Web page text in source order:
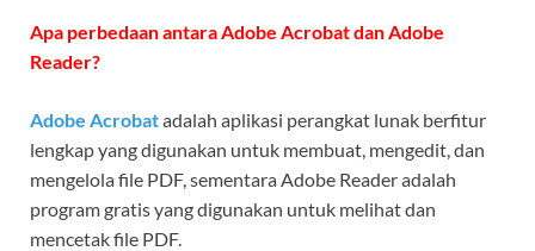
Apa perbedaan antara Adobe Acrobat dan Adobe
Reader?
Adobe Acrobatadalah aplikasi perangkat lunak berfitur
lengkap yang digunakan untuk membuat, mengedit, dan
mengelola file PDF, sementara Adobe Reader adalah
program gratis yang digunakan untuk melihat dan
mencetak file PDF.